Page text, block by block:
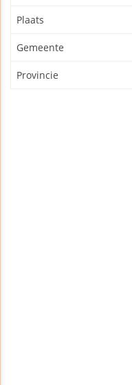
Plaats
Gemeente
Provincie